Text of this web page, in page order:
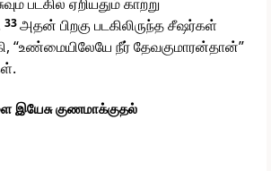
33அதன் பிறகு படகிலிருந்த சீஷர்கள்
“உண்மையிலேயே நீர் தேவகுமாரன்தான்”
இயேசு குணமாக்குதல்